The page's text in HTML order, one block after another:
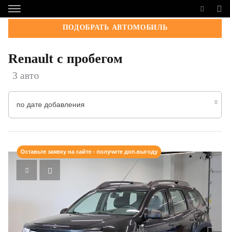
ПОДОБРАТЬ АВТОМОБИЛЬ
Renault с пробегом
3 авто
по дате добавления
Оставьте заявку на сайте - получите доп.выгоду